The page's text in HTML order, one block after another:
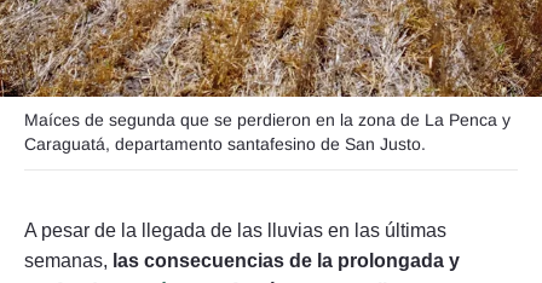
Maíces de segunda que se perdieron en la zona de La Penca y
Caraguatá, departamento santafesino de San Justo.
A pesar de la llegada de las lluvias en las últimas
semanas, las consecuencias de la prolongada y